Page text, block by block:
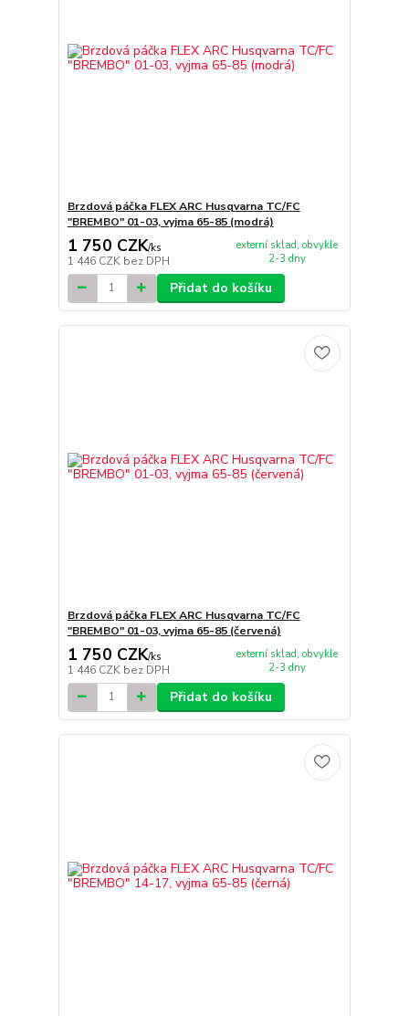
Brzdová páčka FLEX ARC Husqvarna TC/FC
"BREMBO" 01-03, vyjma 65-85 (modrá)
1 750 CZK/ks
1 446 CZK bez DPH
externí sklad, obvykle
2-3 dny
Přidat do košíku
Brzdová páčka FLEX ARC Husqvarna TC/FC
"BREMBO" 01-03, vyjma 65-85 (červená)
1 750 CZK/ks
1 446 CZK bez DPH
externí sklad, obvykle
2-3 dny
Přidat do košíku